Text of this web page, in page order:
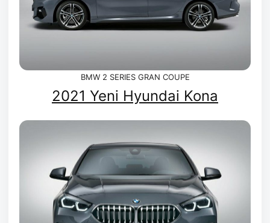
BMW 2 SERIES GRAN COUPE
2021 Yeni Hyundai Kona